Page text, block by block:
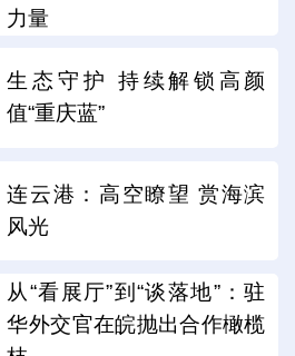
力量
生态守护 持续解锁高颜
值“重庆蓝”
连云港：高空瞭望 赏海滨
风光
从“看展厅”到“谈落地”：驻
华外交官在皖抛出合作橄榄